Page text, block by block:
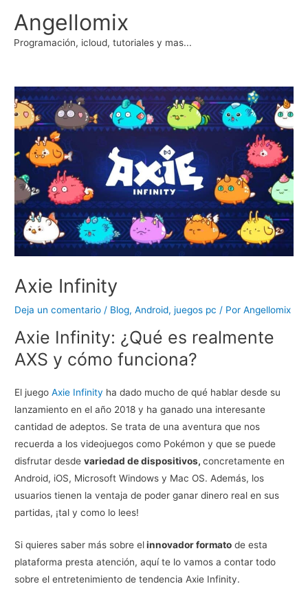
contenido
Angellomix
Programación, icloud, tutoriales y mas...
Axie Infinity
Deja un comentario / Blog,Android,juegos pc / PorAngellomix
Axie Infinity: ¿Qué es realmente
AXS y cómo funciona?
El juego Axie Infinity ha dado mucho de qué hablar desde su
lanzamiento en el año 2018 y ha ganado una interesante
cantidad de adeptos. Se trata de una aventura que nos
recuerda a los videojuegos como Pokémon y que se puede
disfrutar desdevariedad de dispositivos,concretamente en
Android, iOS, Microsoft Windows y Mac OS. Además, los
usuarios tienen la ventaja de poder ganar dinero real en sus
partidas, ¡tal y como lo lees!
Si quieres saber más sobre elinnovador formato de esta
plataforma presta atención, aquí te lo vamos a contar todo
sobre el entretenimiento de tendencia Axie Infinity.